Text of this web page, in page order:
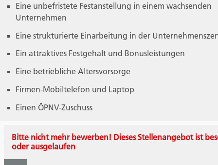
Eine unbefristete Festanstellung in einem wachsenden
Unternehmen
Eine strukturierte Einarbeitung in der
Ein attraktives Festgehalt und Bonusleistungen
Eine betriebliche Altersvorsorge
Firmen-Mobiltelefon und Laptop
Einen ÖPNV-Zuschuss
Bitte nicht mehr bewerben! Dieses Stellenangebot ist
oder ausgelaufen